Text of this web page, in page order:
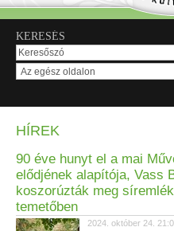
KERESÉS
HÍREK
90 éve hunyt el a mai
elődjének alapítója, Vass
koszorúzták meg
temetőben
2024. október 24.